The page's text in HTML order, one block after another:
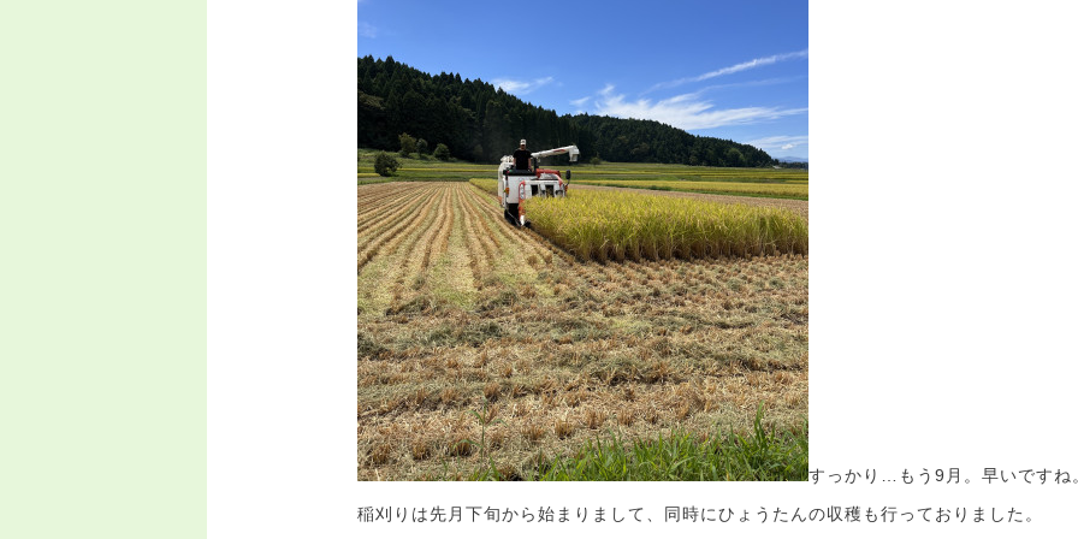
すっかり…もう9月。早いですね
稲刈りは先月下旬から始まりまして、同時にひょうたんの収穫も行っておりました。